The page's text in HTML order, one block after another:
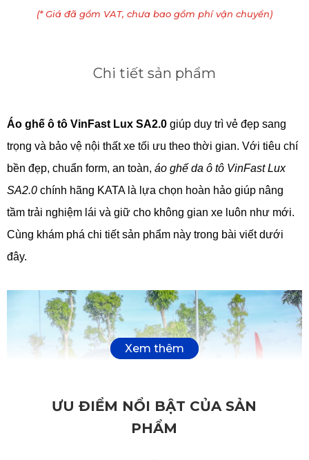
(* Giá đã gồm VAT, chưa bao gồm phí vận chuyển)
Chi tiết sản phẩm
Áo ghế ô tô VinFast Lux SA2.0 giúp duy trì vẻ đẹp sang
trọng và bảo vệ nội thất xe tối ưu theo thời gian. Với tiêu chí
bền đẹp, chuẩn form, an toàn, áo ghế da ô tô VinFast Lux
SA2.0 chính hãng KATA là lựa chọn hoàn hảo giúp nâng
tầm trải nghiệm lái và giữ cho không gian xe luôn như mới.
Cùng khám phá chi tiết sản phẩm này trong bài viết dưới
đây.
ƯU ĐIỂM NỔI BẬT CỦA SẢN
PHẨM